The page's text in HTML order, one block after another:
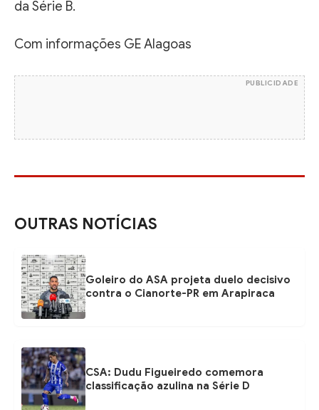
da Série B.
Com informações GE Alagoas
PUBLICIDADE
OUTRAS NOTÍCIAS
Goleiro do ASA projeta duelo decisivo
contra o Cianorte-PR em Arapiraca
CSA: Dudu Figueiredo comemora
classificação azulina na Série D